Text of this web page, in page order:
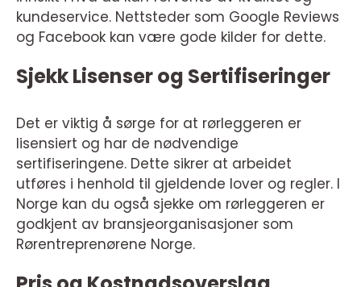
kundeservice. Nettsteder som Google Reviews
og Facebook kan være gode kilder for dette.
Sjekk Lisenser og Sertifiseringer
Det er viktig å sørge for at rørleggeren er
lisensiert og har de nødvendige
sertifiseringene. Dette sikrer at arbeidet
utføres i henhold til gjeldende lover og regler. I
Norge kan du også sjekke om rørleggeren er
godkjent av bransjeorganisasjoner som
Rørentreprenørene Norge.